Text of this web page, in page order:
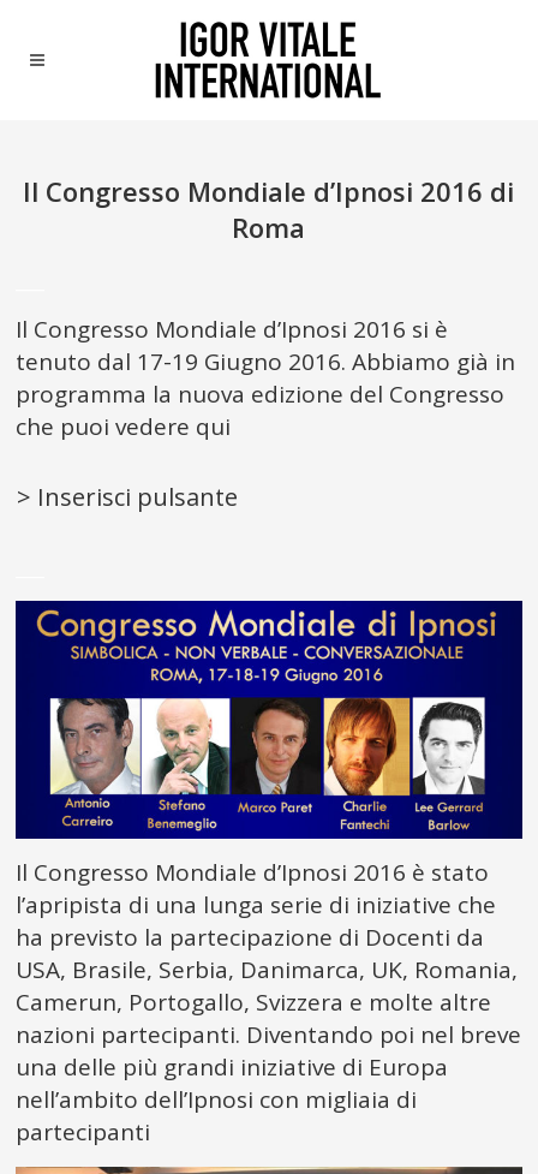
Il Congresso Mondiale d’Ipnosi 2016 di
Roma
Il Congresso Mondiale d’Ipnosi 2016 si è
tenuto dal 17-19 Giugno 2016. Abbiamo già in
programma la nuova edizione del Congresso
che puoi vedere qui
> Inserisci pulsante
Il Congresso Mondiale d’Ipnosi 2016 è stato
l’apripista di una lunga serie di iniziative che
ha previsto la partecipazione di Docenti da
USA, Brasile, Serbia, Danimarca, UK, Romania,
Camerun, Portogallo, Svizzera e molte altre
nazioni partecipanti. Diventando poi nel breve
una delle più grandi iniziative di Europa
nell’ambito dell’Ipnosi con migliaia di
partecipanti